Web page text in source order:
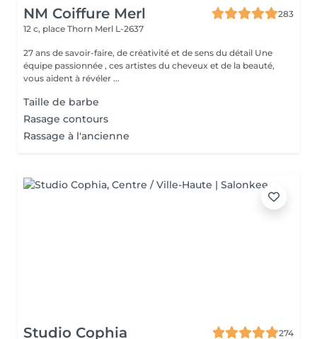
NM Coiffure Merl
283
12 c, place Thorn Merl L-2637
27 ans de savoir-faire, de créativité et de sens du détail Une
équipe passionnée , ces artistes du cheveux et de la beauté,
vous aident à révéler ...
Taille de barbe
Rasage contours
Rassage à l'ancienne
Studio Cophia
274